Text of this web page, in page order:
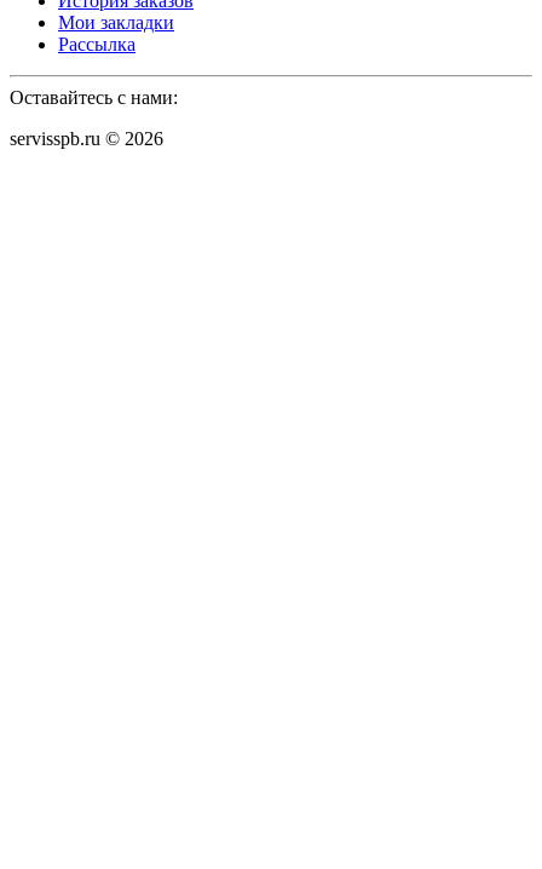
Мои закладки
Рассылка
Оставайтесь с нами:
servisspb.ru © 2026